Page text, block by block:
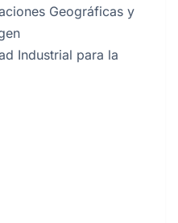
Geográficas y
Industrial para la